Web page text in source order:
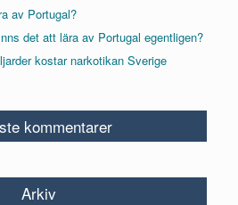
av Portugal?
det att lära av Portugal egentligen?
kostar narkotikan Sverige
kommentarer
Arkiv